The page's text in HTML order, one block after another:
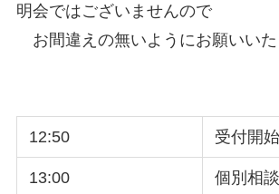
明会ではございませんので
お間違えの無いようにお願いいた
12:50 受付開始
13:00 個別相